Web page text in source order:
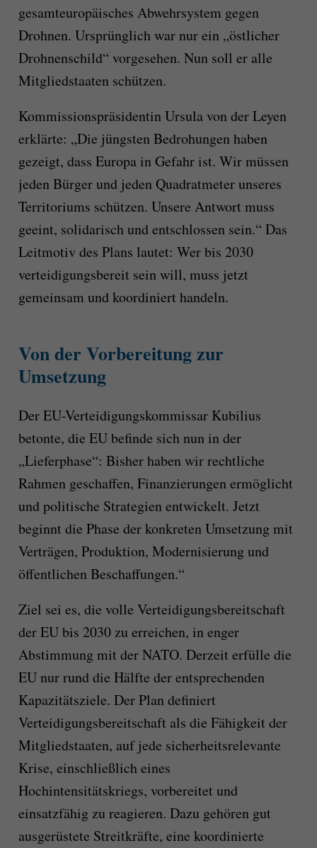
gesamteuropäisches Abwehrsystem gegen
Drohnen. Ursprünglich war nur ein „östlicher
Drohnenschild“ vorgesehen. Nun soll er alle
Mitgliedstaaten schützen.
Kommissionspräsidentin Ursula von der Leyen
erklärte: „Die jüngsten Bedrohungen haben
gezeigt, dass Europa in Gefahr ist. Wir müssen
jeden Bürger und jeden Quadratmeter unseres
Territoriums schützen. Unsere Antwort muss
geeint, solidarisch und entschlossen sein.“ Das
Leitmotiv des Plans lautet: Wer bis 2030
verteidigungsbereit sein will, muss jetzt
gemeinsam und koordiniert handeln.
Von der Vorbereitung zur
Umsetzung
Der EU-Verteidigungskommissar Kubilius
betonte, die EU befinde sich nun in der
„Lieferphase“: Bisher haben wir rechtliche
Rahmen geschaffen, Finanzierungen ermöglicht
und politische Strategien entwickelt. Jetzt
beginnt die Phase der konkreten Umsetzung mit
Verträgen, Produktion, Modernisierung und
öffentlichen Beschaffungen.“
Ziel sei es, die volle Verteidigungsbereitschaft
der EU bis 2030 zu erreichen, in enger
Abstimmung mit der NATO. Derzeit erfülle die
EU nur rund die Hälfte der entsprechenden
Kapazitätsziele. Der Plan definiert
Verteidigungsbereitschaft als die Fähigkeit der
Mitgliedstaaten, auf jede sicherheitsrelevante
Krise, einschließlich eines
Hochintensitätskriegs, vorbereitet und
einsatzfähig zu reagieren. Dazu gehören gut
ausgerüstete Streitkräfte, eine koordinierte